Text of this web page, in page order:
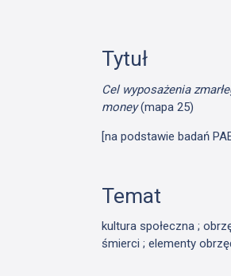
Tytuł
Cel wyposażenia
money(mapa 25)
[na podstawie badań
Temat
kultura społeczna ;
śmierci ; elementy